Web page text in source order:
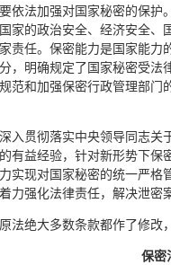
依法加强对国家秘密的保
家的政治安全、经济安全
责任。保密能力是国家能
，明确规定了国家秘密受
范和加强保密行政管理部
入贯彻落实中央领导同志
有益经验，针对新形势下
实现对国家秘密的统一严
力强化法律责任，解决泄密
法绝大多数条款都作了修改
保密